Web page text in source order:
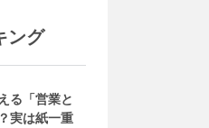
ング
る「営業と
実は紙一重